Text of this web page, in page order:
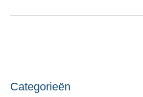
Categorieën
C
O